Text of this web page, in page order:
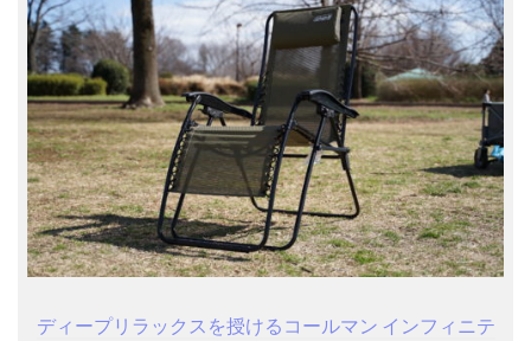
ディープリラックスを授けるコールマン インフィニテ